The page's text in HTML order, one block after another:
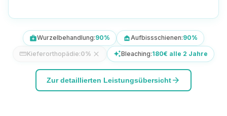
medical_servicesWurzelbehandlung:90% night_shelterAufbissschienen:90%
straightenKieferorthopädie:0% close auto_awesomeBleaching:180€ alle 2 Jahre
Zur detaillierten Leistungsübersichtarrow_forward